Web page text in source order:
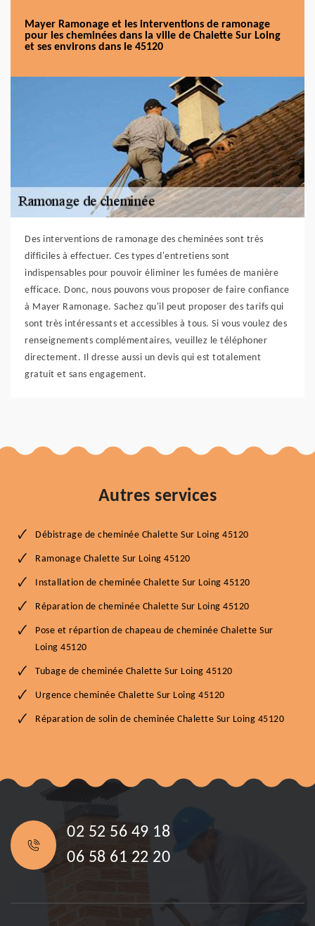
Mayer Ramonage et les interventions de ramonage
pour les cheminées dans la ville de Chalette Sur Loing
et ses environs dans le 45120
Des interventions de ramonage des cheminées sont très
difficiles à effectuer. Ces types d'entretiens sont
indispensables pour pouvoir éliminer les fumées de manière
efficace. Donc, nous pouvons vous proposer de faire confiance
à Mayer Ramonage. Sachez qu'il peut proposer des tarifs qui
sont très intéressants et accessibles à tous. Si vous voulez des
renseignements complémentaires, veuillez le téléphoner
directement. Il dresse aussi un devis qui est totalement
gratuit et sans engagement.
Autres services
Débistrage de cheminée Chalette Sur Loing 45120
Ramonage Chalette Sur Loing 45120
Installation de cheminée Chalette Sur Loing 45120
Réparation de cheminée Chalette Sur Loing 45120
Pose et répartion de chapeau de cheminée Chalette Sur
Loing 45120
Tubage de cheminée Chalette Sur Loing 45120
Urgence cheminée Chalette Sur Loing 45120
Réparation de solin de cheminée Chalette Sur Loing 45120
02 52 56 49 18
06 58 61 22 20